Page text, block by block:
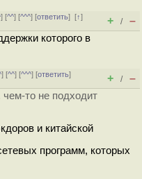
] [^^] [^^^] [ответить][↑]
+ / –
которого в
] [^^] [^^^] [ответить]
+ / –
то не подходит
и китайской
программ, которых